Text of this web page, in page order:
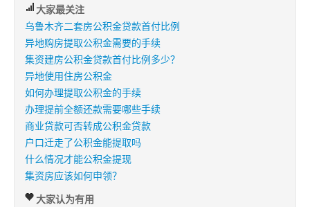
大家最关注
乌鲁木齐二套房公积金贷款首付比例
异地购房提取公积金需要的手续
集资建房公积金贷款首付比例多少？
异地使用住房公积金
如何办理提取公积金的手续
办理提前全额还款需要哪些手续
商业贷款可否转成公积金贷款
户口迁走了公积金能提取吗
什么情况才能公积金提现
集资房应该如何申领？
大家认为有用